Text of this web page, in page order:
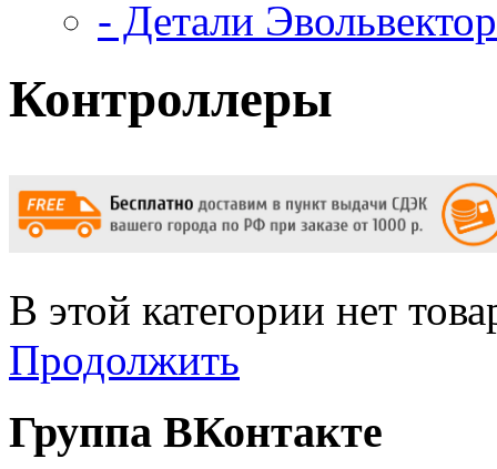
- Детали Эвольвектор
Контроллеры
В этой категории нет
Продолжить
Группа ВКонтакте